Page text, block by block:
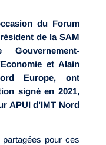
du Forum
de la SAM
Gouvernement-
et Alain
Europe, ont
signé en 2021,
APUI d’IMT Nord
pour ces